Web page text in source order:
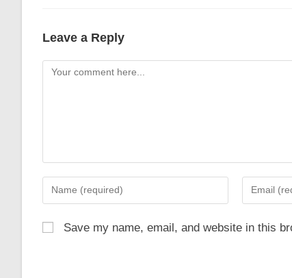
Leave a Reply
Comment
Enter
your
or
Enter
your
Save my name, email, and website in this